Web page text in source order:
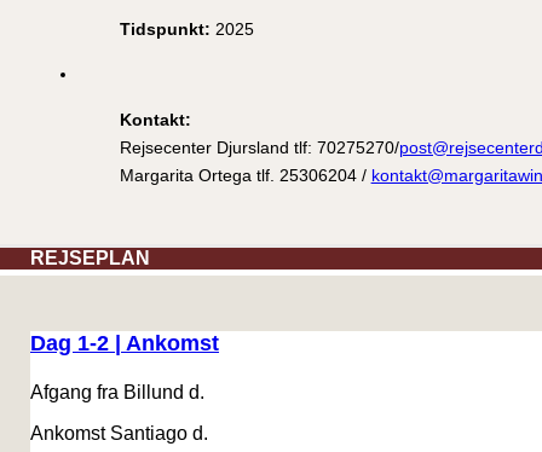
Tidspunkt: 2025
Kontakt:
Rejsecenter Djursland tlf: 70275270/
Margarita Ortega tlf. 25306204 /
REJSEPLAN
Dag 1-2 | Ankomst
Afgang fra Billund d.
Ankomst Santiago d.